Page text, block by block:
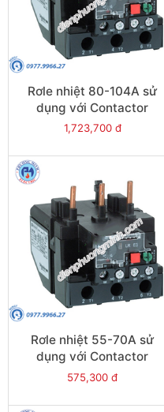
Rơle nhiệt 80-104A sử
dụng với Contactor
LC1E95 - Model LRE365
1,723,700 đ
Rơle nhiệt 55-70A sử
dụng với Contactor
LC1E80-E95 - Model
575,300 đ